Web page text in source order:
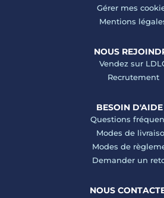
Gérer mes
Mentions
NOUS
Vendez sur
Recrutement
BESOIN
Questions
Modes de
Modes de
Demander un
NOUS